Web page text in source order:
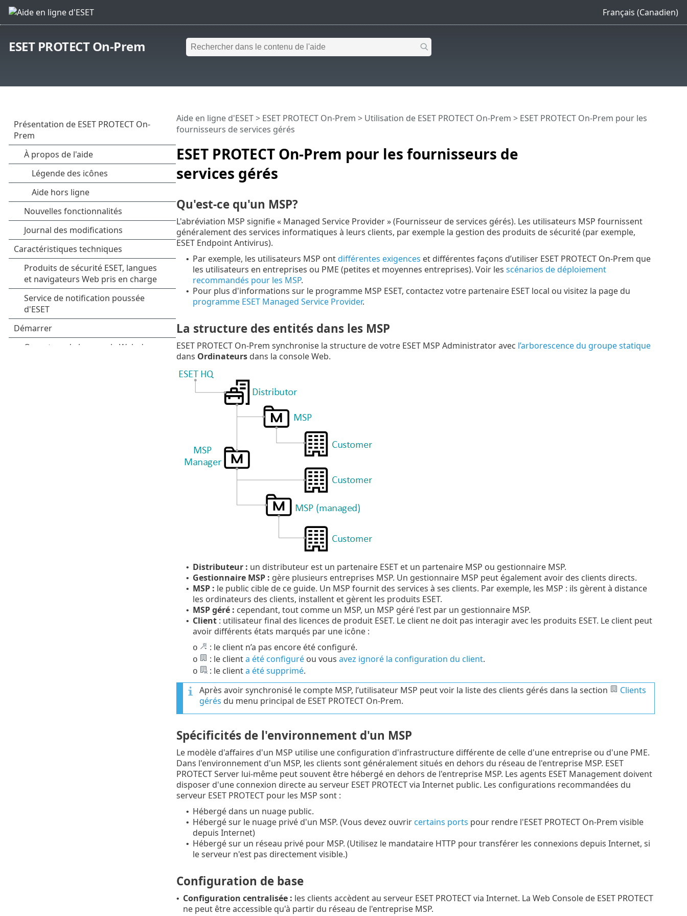
Français (Canadien)
ESET PROTECT On-Prem
ESET PROTECT On-Prem pour les fournisseurs de
services gérés
Aide en ligne d'ESET> ESET PROTECT On-Prem > Utilisation de ESET PROTECT On-Prem > ESET PROTECT On-Prem pour les
fournisseurs de services gérés
Qu'est-ce qu'un MSP?
L'abréviation MSP signifie « Managed Service Provider » (Fournisseur de services gérés). Les utilisateurs MSP fournissent
généralement des services informatiques à leurs clients, par exemple la gestion des produits de sécurité (par exemple,
ESET Endpoint Antivirus).
• Par exemple, les utilisateurs MSP ontdifférentes exigences et différentes façons d’utiliser ESET PROTECT On-Prem que
les utilisateurs en entreprises ou PME (petites et moyennes entreprises). Voir les scénarios de déploiement
recommandés pour les MSP.
• Pour plus d'informations sur le programme MSP ESET, contactez votre partenaire ESET local ou visitez la page du
programme ESET Managed Service Provider.
La structure des entités dans les MSP
ESET PROTECT On-Prem synchronise la structure de votre ESET MSP Administrator avec l’arborescence du groupe statique
dans Ordinateursdans la console Web.
• Distributeur : un distributeur est un partenaire ESET et un partenaire MSP ou gestionnaire MSP.
• Gestionnaire MSP : gère plusieurs entreprises MSP. Un gestionnaire MSP peut également avoir des clients directs.
• MSP : le public cible de ce guide. Un MSP fournit des services à ses clients. Par exemple, les MSP : ils gèrent à distance
les ordinateurs des clients, installent et gèrent les produits ESET.
• MSP géré : cependant, tout comme un MSP, un MSP géré l'est par un gestionnaire MSP.
• Client: utilisateur final des licences de produit ESET. Le client ne doit pas interagir avec les produits ESET. Le client peut
avoir différents états marqués par une icône :
o : le client n’a pas encore été configuré.
o : le clienta été configuréou vous avez ignoré la configuration du client.
o : le clienta été supprimé.
Après avoir synchronisé le compte MSP, l’utilisateur MSP peut voir la liste des clients gérés dans la section
Clients
gérés du menu principal de ESET PROTECT On-Prem.
Spécificités de l'environnement d'un MSP
Le modèle d'affaires d'un MSP utilise une configuration d'infrastructure différente de celle d'une entreprise ou d'une PME.
Dans l'environnement d'un MSP, les clients sont généralement situés en dehors du réseau de l'entreprise MSP. ESET
PROTECT Server lui-même peut souvent être hébergé en dehors de l'entreprise MSP. Les agents ESET Management doivent
disposer d'une connexion directe au serveur ESET PROTECT via Internet public. Les configurations recommandées du
serveur ESET PROTECT pour les MSP sont :
• Hébergé dans un nuage public.
• Hébergé sur le nuage privé d'un MSP. (Vous devez ouvrircertains ports pour rendre l'ESET PROTECT On-Prem visible
depuis Internet)
• Hébergé sur un réseau privé pour MSP. (Utilisez le mandataire HTTP pour transférer les connexions depuis Internet, si
le serveur n'est pas directement visible.)
Configuration de base
• Configuration centralisée : les clients accèdent au serveur ESET PROTECT via Internet. La Web Console de ESET PROTECT
ne peut être accessible qu'à partir du réseau de l'entreprise MSP.